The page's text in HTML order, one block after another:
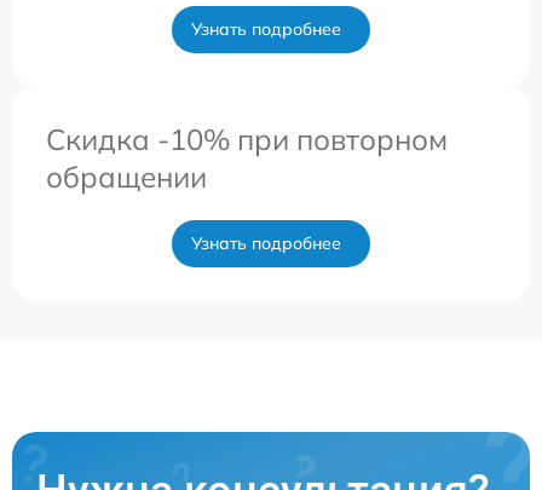
Узнать подробнее
Скидка -10% при повторном
обращении
Узнать подробнее